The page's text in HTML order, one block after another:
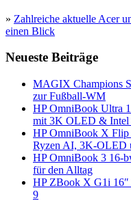
» Zahlreiche aktuelle Acer
einen Blick
Neueste Beiträge
MAGIX Champions
zur Fußball-WM
HP OmniBook Ultra
mit 3K OLED & Intel
HP OmniBook X Flip
Ryzen AI, 3K-OLED
HP OmniBook 3 16-
für den Alltag
HP ZBook X G1i
9